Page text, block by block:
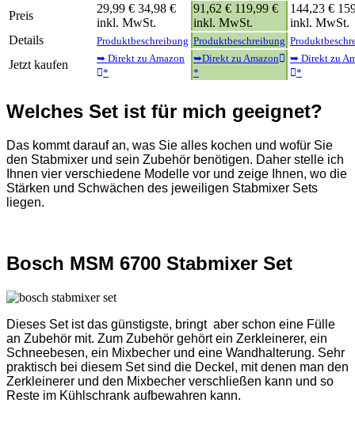
Preis
29,99 € 34,98 €
inkl. MwSt.
91,62 € 119,99 €
inkl. MwSt.
144,23 €
inkl. MwSt.
Details
Produktbeschreibung Produktbeschreibung
Jetzt kaufen
➥ Direkt zu Amazon
*
➥Direkt zu Amazon
*
➥ Direkt zu
*
Welches Set ist für mich geeignet?
Das kommt darauf an, was Sie alles kochen und wofür Sie
den Stabmixer und sein Zubehör benötigen. Daher stelle ich
Ihnen vier verschiedene Modelle vor und zeige Ihnen, wo die
Stärken und Schwächen des jeweiligen Stabmixer Sets
liegen.
Bosch MSM 6700 Stabmixer Set
Dieses Set ist das günstigste, bringt aber schon eine Fülle
an Zubehör mit. Zum Zubehör gehört ein Zerkleinerer, ein
Schneebesen, ein Mixbecher und eine Wandhalterung. Sehr
praktisch bei diesem Set sind die Deckel, mit denen man den
Zerkleinerer und den Mixbecher verschließen kann und so
Reste im Kühlschrank aufbewahren kann.